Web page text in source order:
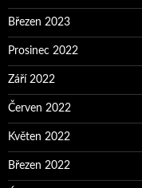
Březen 2023
Prosinec 2022
Září 2022
Červen 2022
Květen 2022
Březen 2022